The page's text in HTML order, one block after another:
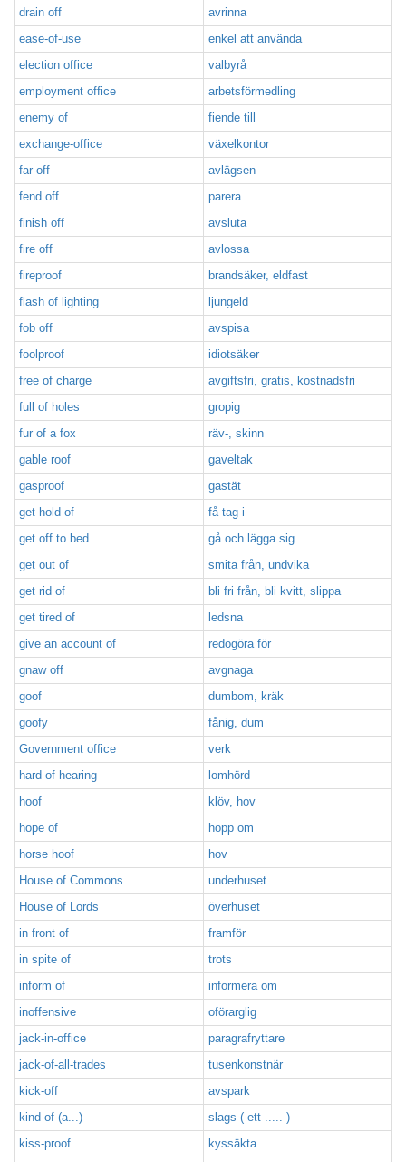
drain off
avrinna
ease-of-use
enkel att använda
election office
valbyrå
employment office
arbetsförmedling
enemy of
fiende till
exchange-office
växelkontor
far-off
avlägsen
fend off
parera
finish off
avsluta
fire off
avlossa
fireproof
brandsäker, eldfast
flash of lighting
ljungeld
fob off
avspisa
foolproof
idiotsäker
free of charge
avgiftsfri, gratis, kostnadsfri
full of holes
gropig
fur of a fox
räv-, skinn
gable roof
gaveltak
gasproof
gastät
get hold of
få tag i
get off to bed
gå och lägga sig
get out of
smita från, undvika
get rid of
bli fri från, bli kvitt, slippa
get tired of
ledsna
give an account of
redogöra för
gnaw off
avgnaga
goof
dumbom, kräk
goofy
fånig, dum
Government office
verk
hard of hearing
lomhörd
hoof
klöv, hov
hope of
hopp om
horse hoof
hov
House of Commons
underhuset
House of Lords
överhuset
in front of
framför
in spite of
trots
inform of
informera om
inoffensive
oförarglig
jack-in-office
paragrafryttare
jack-of-all-trades
tusenkonstnär
kick-off
avspark
kind of (a...)
slags ( ett ..... )
kiss-proof
kyssäkta